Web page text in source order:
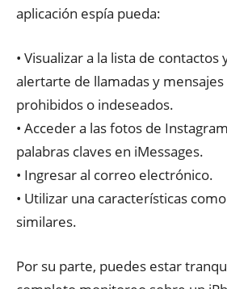
aplicación espía pueda:
• Visualizar a la lista de
alertarte de llamadas y
prohibidos o indeseados.
• Acceder a las fotos de
palabras claves en iMessages.
• Ingresar al correo electrónico.
• Utilizar una características
similares.
Por su parte, puedes estar